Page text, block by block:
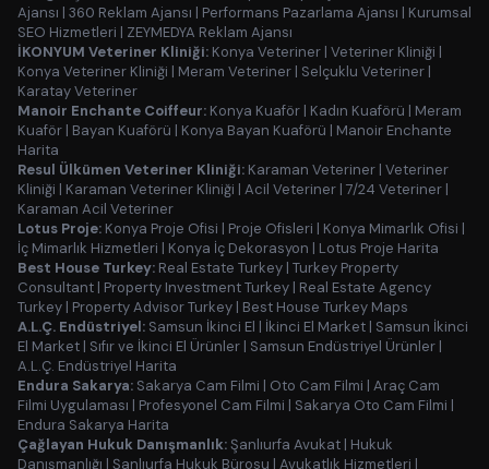
Ajansı | 360 Reklam Ajansı | Performans Pazarlama Ajansı | Kurumsal
SEO Hizmetleri | ZEYMEDYA Reklam Ajansı
İKONYUM Veteriner Kliniği: Konya Veteriner | Veteriner Kliniği |
Konya Veteriner Kliniği | Meram Veteriner | Selçuklu Veteriner |
Karatay Veteriner
Manoir Enchante Coiffeur: Konya Kuaför | Kadın Kuaförü | Meram
Kuaför | Bayan Kuaförü | Konya Bayan Kuaförü | Manoir Enchante
Harita
Resul Ülkümen Veteriner Kliniği: Karaman Veteriner | Veteriner
Kliniği | Karaman Veteriner Kliniği | Acil Veteriner | 7/24 Veteriner |
Karaman Acil Veteriner
Lotus Proje: Konya Proje Ofisi | Proje Ofisleri | Konya Mimarlık Ofisi |
İç Mimarlık Hizmetleri | Konya İç Dekorasyon | Lotus Proje Harita
Best House Turkey: Real Estate Turkey | Turkey Property
Consultant | Property Investment Turkey | Real Estate Agency
Turkey | Property Advisor Turkey | Best House Turkey Maps
A.L.Ç. Endüstriyel: Samsun İkinci El | İkinci El Market | Samsun İkinci
El Market | Sıfır ve İkinci El Ürünler | Samsun Endüstriyel Ürünler |
A.L.Ç. Endüstriyel Harita
Endura Sakarya: Sakarya Cam Filmi | Oto Cam Filmi | Araç Cam
Filmi Uygulaması | Profesyonel Cam Filmi | Sakarya Oto Cam Filmi |
Endura Sakarya Harita
Çağlayan Hukuk Danışmanlık:Şanlıurfa Avukat | Hukuk
Danışmanlığı | Şanlıurfa Hukuk Bürosu | Avukatlık Hizmetleri |